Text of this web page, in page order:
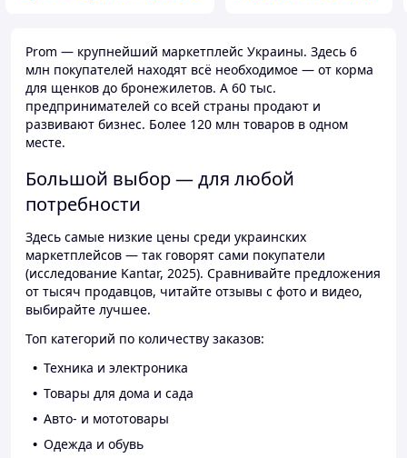
Prom — крупнейший маркетплейс Украины. Здесь 6
млн покупателей находят всё необходимое — от корма
для щенков до бронежилетов. А 60 тыс.
предпринимателей со всей страны продают и
развивают бизнес. Более 120 млн товаров в одном
месте.
Большой выбор — для любой
потребности
Здесь самые низкие цены среди украинских
маркетплейсов — так говорят сами покупатели
(исследование Kantar, 2025). Сравнивайте предложения
от тысяч продавцов, читайте отзывы с фото и видео,
выбирайте лучшее.
Топ категорий по количеству заказов:
Техника и электроника
Товары для дома и сада
Авто- и мототовары
Одежда и обувь